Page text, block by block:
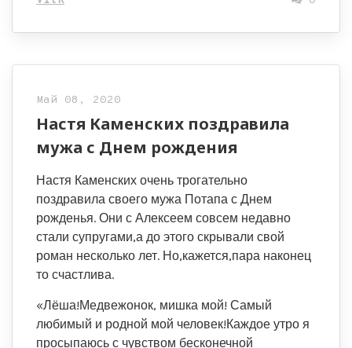
Май 08, 2020
Настя Каменских поздравила
мужа с Днем рождения
Настя Каменских очень трогательно
поздравила своего мужа Потапа с Днем
рожденья. Они с Алексеем совсем недавно
стали супругами,а до этого скрывали свой
роман несколько лет. Но,кажется,пара наконец
то счастлива.
«Лёша!Медвежонок, мишка мой! Самый
любимый и родной мой человек!Каждое утро я
просыпаюсь с чувством бесконечной